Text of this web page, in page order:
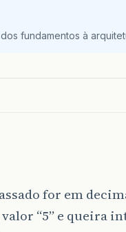
fundamentos à
for em
“5” e queira